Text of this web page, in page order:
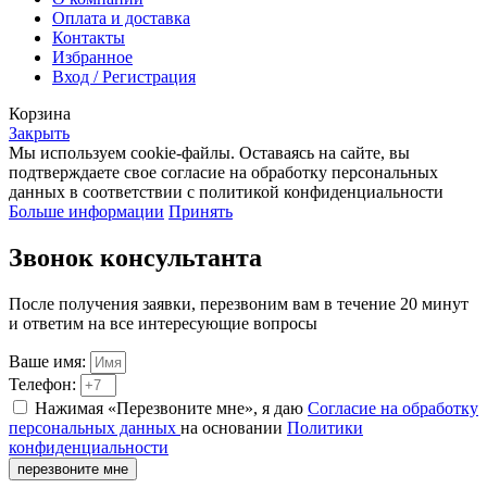
Оплата и доставка
Контакты
Избранное
Вход / Регистрация
Корзина
Закрыть
Мы используем cookie-файлы. Оставаясь на сайте, вы
подтверждаете свое согласие на обработку персональных
данных в соответствии с политикой конфиденциальности
Больше информации Принять
Звонок консультанта
После получения заявки, перезвоним вам в течение 20 минут
и ответим на все интересующие вопросы
Ваше имя:
Телефон:
Нажимая «Перезвоните мне», я даю Согласие на обработку
персональных данных на основании Политики
конфиденциальности
перезвоните мне